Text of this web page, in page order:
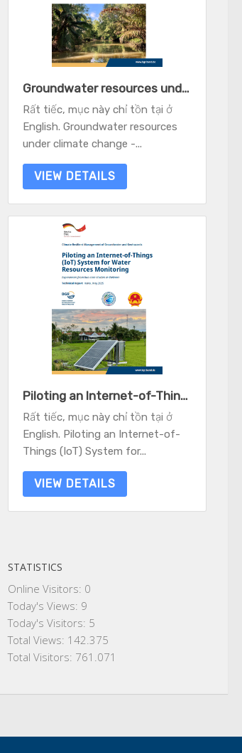
Groundwater resources under climate change - State of knowledge in the Mekong Delta
Rất tiếc, mục này chỉ tồn tại ở
English. Groundwater resources
under climate change -...
VIEW DETAILS
Piloting an Internet-of-Things (IoT) System for Water Resources Monitoring - Experiences from two case studies in Vietnam
Rất tiếc, mục này chỉ tồn tại ở
English. Piloting an Internet-of-
Things (IoT) System for...
VIEW DETAILS
STATISTICS
Online Visitors: 0
Today's Views: 9
Today's Visitors: 5
Total Views: 142.375
Total Visitors: 761.071